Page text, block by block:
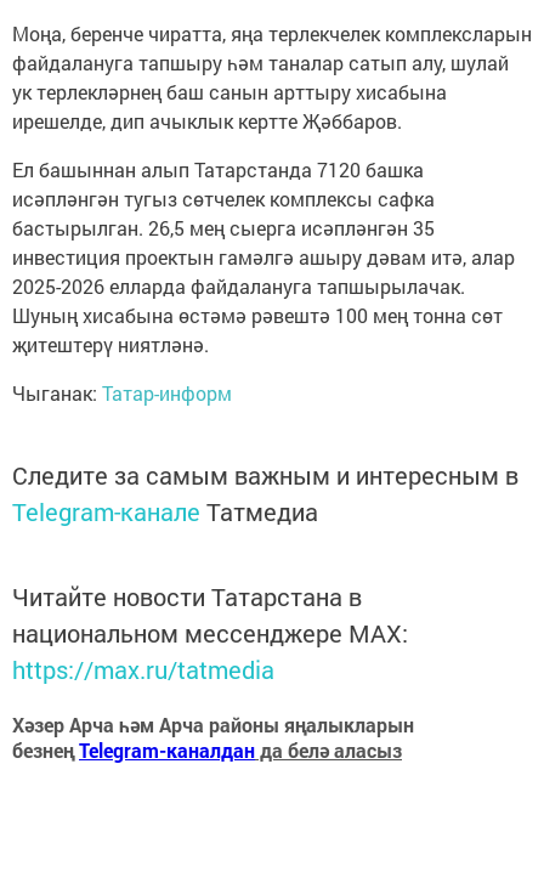
Моңа, беренче чиратта, яңа терлекчелек комплексларын
файдалануга тапшыру һәм таналар сатып алу, шулай
ук терлекләрнең баш санын арттыру хисабына
ирешелде, дип ачыклык кертте Җәббаров.
Ел башыннан алып Татарстанда 7120 башка
исәпләнгән тугыз сөтчелек комплексы сафка
бастырылган. 26,5 мең сыерга исәпләнгән 35
инвестиция проектын гамәлгә ашыру дәвам итә, алар
2025-2026 елларда файдалануга тапшырылачак.
Шуның хисабына өстәмә рәвештә 100 мең тонна сөт
җитештерү ниятләнә.
Чыганак: Татар-информ
Следите за самым важным и интересным в
Telegram-канале Татмедиа
Читайте новости Татарстана в
национальном мессенджере MАХ:
https://max.ru/tatmedia
Хәзер Арча һәм Арча районы яңалыкларын
безнеңTelegram-каналданда белә аласыз